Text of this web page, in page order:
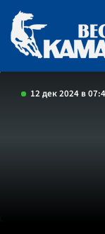
12 дек 2024 в